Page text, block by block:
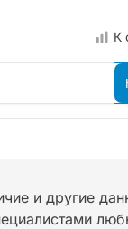
К
и другие